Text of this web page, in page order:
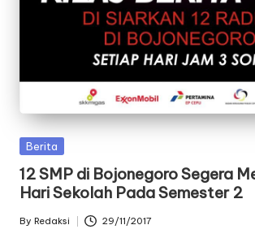
Posted
Berita
​12 SMP di Bojonegoro Segera
Hari Sekolah Pada Semester 2
Posted
By Redaksi 29/11/2017